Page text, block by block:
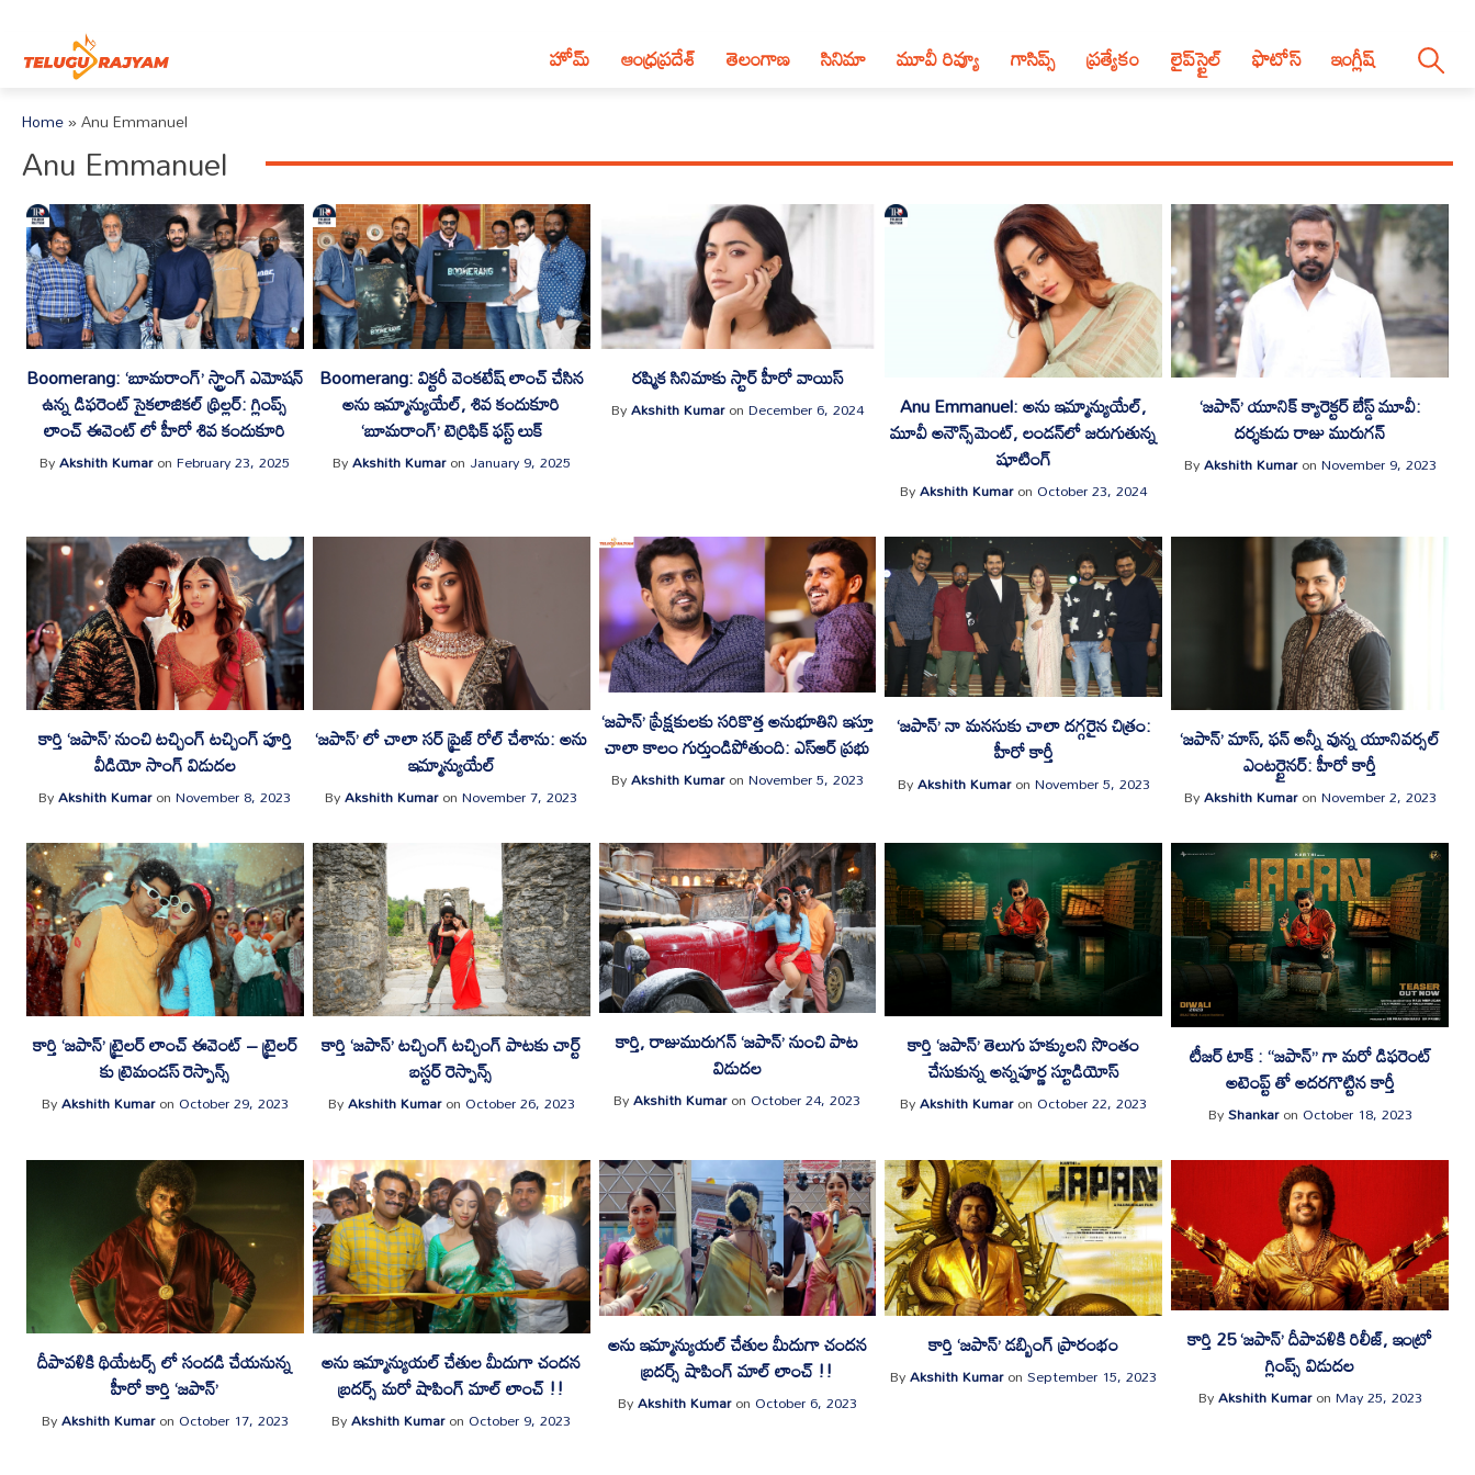
హోమ్ ఆంధ్ర‌ప్ర‌దేశ్‌ తెలంగాణ‌ సినిమా మూవీ రివ్యూ గాసిప్స్ ప్రత్యేకం లైప్‌స్టైల్‌ ఫొటోస్ ఇంగ్లీష్
Home»Anu Emmanuel
Anu Emmanuel
Boomerang: ‘బూమరాంగ్’ స్ట్రాంగ్ ఎమోషన్
ఉన్న డిఫరెంట్ సైకలాజికల్ థ్రిల్లర్: గ్లింప్స్
లాంచ్ ఈవెంట్ లో హీరో శివ కందుకూరి
ByAkshith KumaronFebruary 23, 2025
Boomerang: విక్టరీ వెంకటేష్ లాంచ్ చేసిన
అను ఇమ్మాన్యుయేల్, శివ కందుకూరి
‘బూమరాంగ్’ టెర్రిఫిక్ ఫస్ట్ లుక్
ByAkshith Kumaron January 9, 2025
రష్మిక సినిమాకు స్టార్‌ హీరో వాయిస్‌
ByAkshith KumaronDecember 6, 2024 Anu Emmanuel: అను ఇమ్మాన్యుయేల్,
మూవీ అనౌన్స్‌మెంట్, లండన్‌లో జరుగుతున్న
షూటింగ్
ByAkshith Kumaron October 23, 2024
‘జపాన్’ యూనిక్ క్యారెక్టర్ బేస్డ్ మూవీ:
దర్శకుడు రాజు మురుగన్
ByAkshith KumaronNovember 9, 2023
కార్తి ‘జపాన్’ నుంచి టచ్చింగ్ టచ్చింగ్ పూర్తి
వీడియో సాంగ్ విడుదల
ByAkshith KumaronNovember 8, 2023
‘జపాన్’ లో చాలా సర్ ప్రైజ్ రోల్ చేశాను: అను
ఇమ్మాన్యుయేల్
ByAkshith KumaronNovember 7, 2023
‘జపాన్’ ప్రేక్షకులకు సరికొత్త అనుభూతిని ఇస్తూ
చాలా కాలం గుర్తుండిపోతుంది: ఎస్ఆర్ ప్రభు
ByAkshith KumaronNovember 5, 2023
‘జపాన్’ నా మనసుకు చాలా దగ్గరైన చిత్రం:
హీరో కార్తీ
ByAkshith KumaronNovember 5, 2023
‘జపాన్’ మాస్, ఫన్ అన్నీ వున్న యూనివర్సల్
ఎంటర్టైనర్: హీరో కార్తీ
ByAkshith KumaronNovember 2, 2023
కార్తి ‘జపాన్’ ట్రైలర్ లాంచ్ ఈవెంట్ – ట్రైలర్
కు ట్రెమండస్ రెస్పాన్స్
ByAkshith Kumaron October 29, 2023
కార్తి ‘జపాన్’ టచ్చింగ్ టచ్చింగ్ పాటకు చార్ట్
బస్టర్ రెస్పాన్స్
ByAkshith Kumaron October 26, 2023
కార్తి, రాజుమురుగన్ ‘జపాన్’ నుంచి పాట
విడుదల
ByAkshith Kumaron October 24, 2023
కార్తి ‘జపాన్’ తెలుగు హక్కులని సొంతం
చేసుకున్న అన్నపూర్ణ స్టూడియోస్
ByAkshith Kumaron October 22, 2023
టీజర్ టాక్ : “జపాన్” గా మరో డిఫరెంట్
అటెంప్ట్ తో అదరగొట్టిన కార్తీ
ByShankaron October 18, 2023
దీపావళికి థియేటర్స్ లో సందడి చేయనున్న
హీరో కార్తి ‘జపాన్’
ByAkshith Kumaron October 17, 2023
అను ఇమ్మాన్యుయ‌ల్ చేతుల మీదుగా చంద‌న
బ్ర‌ద‌ర్స్ మ‌రో షాపింగ్ మాల్ లాంచ్ !!
ByAkshith Kumaron October 9, 2023
అను ఇమ్మాన్యుయ‌ల్ చేతుల మీదుగా చంద‌న
బ్ర‌ద‌ర్స్ షాపింగ్ మాల్ లాంచ్ !!
ByAkshith Kumaron October 6, 2023
కార్తి ‘జపాన్’ డబ్బింగ్ ప్రారంభం
ByAkshith KumaronSeptember 15, 2023
కార్తి 25 ‘జపాన్’ దీపావళికి రిలీజ్, ఇంట్రో
గ్లింప్స్ విడుదల
ByAkshith KumaronMay 25, 2023